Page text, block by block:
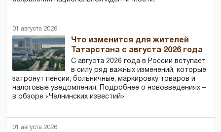
01 августа 2026
Что изменится для жителей
Татарстана с августа 2026 года
С августа 2026 года в России вступает
в силу ряд важных изменений, которые
затронут пенсии, больничные, маркировку товаров и
налоговые уведомления. Подробнее о нововведениях –
в обзоре «Челнинских известий»
01 августа 2026